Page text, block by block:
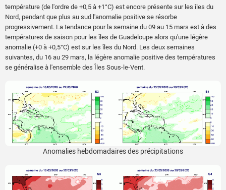
température (de l'ordre de +0,5 à +1°C) est encore présente sur les îles du
Nord, pendant que plus au sud l'anomalie positive se résorbe
progressivement. La tendance pour la semaine du 09 au 15 mars est à des
températures de saison pour les îles de Guadeloupe alors qu'une légère
anomalie (+0 à +0,5°C) est sur les îles du Nord. Les deux semaines
suivantes, du 16 au 29 mars, la légère anomalie positive des températures
se généralise à l'ensemble des Îles Sous-le-Vent.
Anomalies hebdomadaires des précipitations